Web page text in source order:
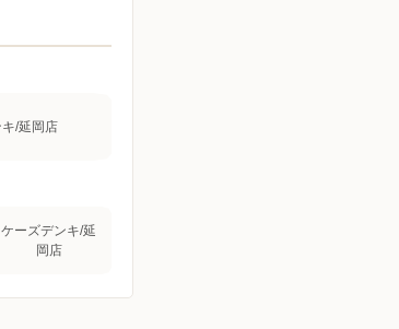
/延岡店
ケーズデンキ/延
岡店